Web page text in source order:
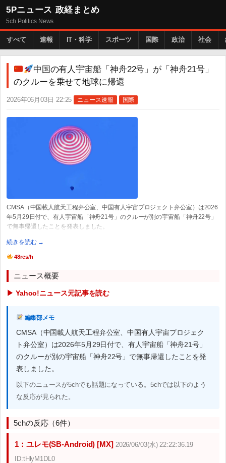
5Pニュース 政経まとめ
5ch Politics News
すべて 速報 IT・科学 スポーツ 国際 政治 社会
中国の有人宇宙船「神舟22号」が「神舟21号」
のクルーを乗せて地球に帰還
2026年06月03日 22:25 ニュース速報 国際
CMSA（中国載人航天工程弁公室、中国有人宇宙プロジェクト弁公室）は2026
年5月29日付で、有人宇宙船「神舟21号」のクルーが別の宇宙船「神舟22号」
で無事帰還したことを発表しました。
続きを読む →
48res/h
ニュース概要
▶ Yahoo!ニュース元記事を読む
編集部メモ
CMSA（中国載人航天工程弁公室、中国有人宇宙プロジェク
ト弁公室）は2026年5月29日付で、有人宇宙船「神舟21号」
のクルーが別の宇宙船「神舟22号」で無事帰還したことを発
表しました。
以下のニュースが5chでも話題になっている。5chでは以下のよう
な反応が見られた。
5chの反応（6件）
1：ユレモ(SB-Android) [MX] 2026/06/03(水) 22:22:36.19
ID:tHlyM1DL0